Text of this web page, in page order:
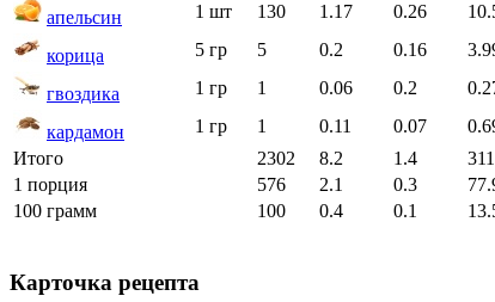
апельсин 1 шт 130 1.17 0.26
корица 5 гр 5 0.2 0.16
гвоздика 1 гр 1 0.06 0.2
кардамон 1 гр 1 0.11 0.07
Итого
2302 8.2 1.4
1 порция
576 2.1 0.3
100 грамм
100 0.4 0.1
Карточка рецепта